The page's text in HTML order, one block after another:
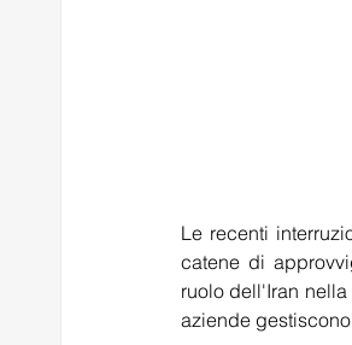
Le recenti
catene di
ruolo dell'Iran
aziende